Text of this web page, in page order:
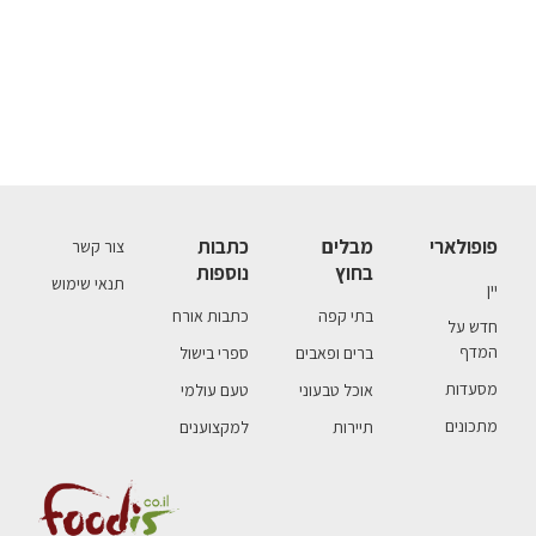
פופולארי
יין
חדש על
המדף
מסעדות
מתכונים
מבלים
בחוץ
בתי קפה
ברים ופאבים
אוכל טבעוני
תיירות
כתבות
נוספות
כתבות אורח
ספרי בישול
טעם עולמי
למקצוענים
צור קשר
תנאי שימוש